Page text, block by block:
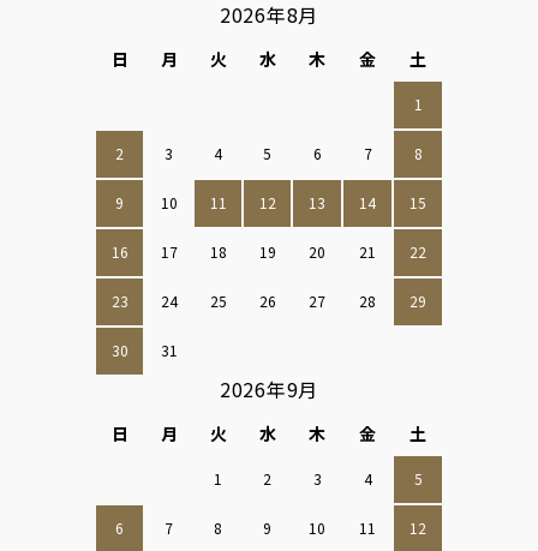
2026年8月
日 月 火 水 木 金 土
1
2 3 4 5 6 7 8
9 10 11 12 13 14 15
16 17 18 19 20 21 22
23 24 25 26 27 28 29
30 31
2026年9月
日 月 火 水 木 金 土
1 2 3 4 5
6 7 8 9 10 11 12